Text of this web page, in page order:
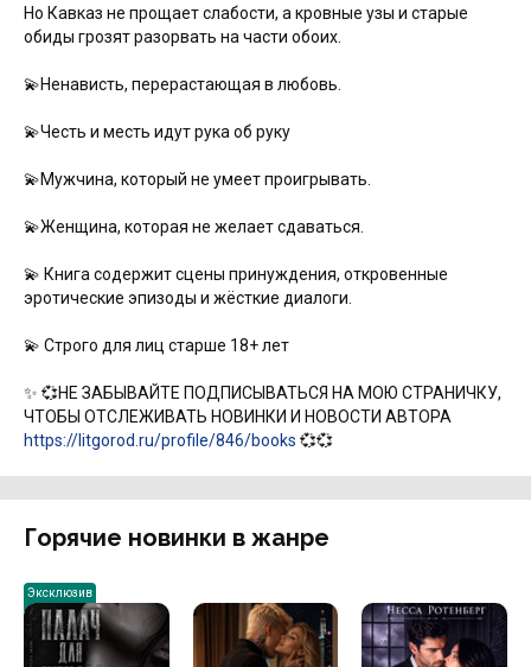
Но Кавказ не прощает слабости, а кровные узы и старые
обиды грозят разорвать на части обоих.
💫Ненависть, перерастающая в любовь.
💫Честь и месть идут рука об руку
💫Мужчина, который не умеет проигрывать.
💫Женщина, которая не желает сдаваться.
💫 Книга содержит сцены принуждения, откровенные
эротические эпизоды и жёсткие диалоги.
💫 Строго для лиц старше 18+ лет
✨ 💞НЕ ЗАБЫВАЙТЕ ПОДПИСЫВАТЬСЯ НА МОЮ СТРАНИЧКУ,
ЧТОБЫ ОТСЛЕЖИВАТЬ НОВИНКИ И НОВОСТИ АВТОРА
https://litgorod.ru/profile/846/books 💞💞
Горячие новинки в жанре
Эксклюзив